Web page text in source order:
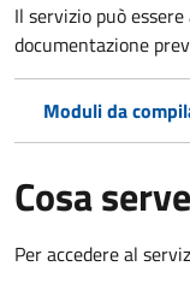
Il servizio può
documentazione
Moduli da
Cosa serve
Per accedere al